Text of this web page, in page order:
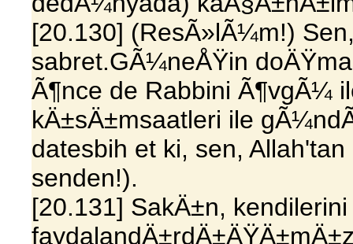
[20.130] (ResÃ»lÃ¼m!)
sabret.GÃ¼neÅŸin
Ã¶nce de Rabbini Ã¶vgÃ¼
kÄ±sÄ±msaatleri ile
datesbih et ki, sen,
senden!).
[20.131] SakÄ±n,